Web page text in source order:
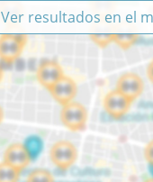
Ver resultados en el